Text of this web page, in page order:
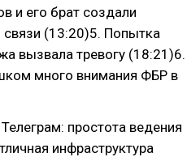
и его брат создали
связи (13:20)5. Попытка
вызвала тревогу (18:21)6.
много внимания ФБР в
простота ведения
инфраструктура